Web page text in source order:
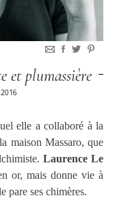
et plumassière
elle a collaboré à la
maison Massaro, que
Laurence Le
or, mais donne vie à
pare ses chimères.